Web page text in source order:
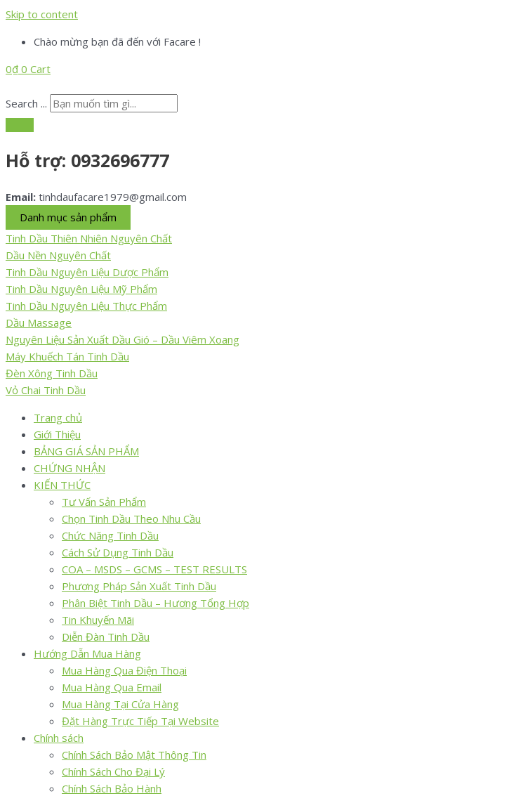
Skip to content
Chào mừng bạn đã đến với Facare !
0₫ 0 Cart
Search ...
Hỗ trợ: 0932696777
Email: tinhdaufacare1979@gmail.com
Danh mục sản phẩm
Tinh Dầu Thiên Nhiên Nguyên Chất
Dầu Nền Nguyên Chất
Tinh Dầu Nguyên Liệu Dược Phẩm
Tinh Dầu Nguyên Liệu Mỹ Phẩm
Tinh Dầu Nguyên Liệu Thực Phẩm
Dầu Massage
Nguyên Liệu Sản Xuất Dầu Gió – Dầu Viêm Xoang
Máy Khuếch Tán Tinh Dầu
Đèn Xông Tinh Dầu
Vỏ Chai Tinh Dầu
Trang chủ
Giới Thiệu
BẢNG GIÁ SẢN PHẨM
CHỨNG NHẬN
KIẾN THỨC
Tư Vấn Sản Phẩm
Chọn Tinh Dầu Theo Nhu Cầu
Chức Năng Tinh Dầu
Cách Sử Dụng Tinh Dầu
COA – MSDS – GCMS – TEST RESULTS
Phương Pháp Sản Xuất Tinh Dầu
Phân Biệt Tinh Dầu – Hương Tổng Hợp
Tin Khuyến Mãi
Diễn Đàn Tinh Dầu
Hướng Dẫn Mua Hàng
Mua Hàng Qua Điện Thoại
Mua Hàng Qua Email
Mua Hàng Tại Cửa Hàng
Đặt Hàng Trực Tiếp Tại Website
Chính sách
Chính Sách Bảo Mật Thông Tin
Chính Sách Cho Đại Lý
Chính Sách Bảo Hành